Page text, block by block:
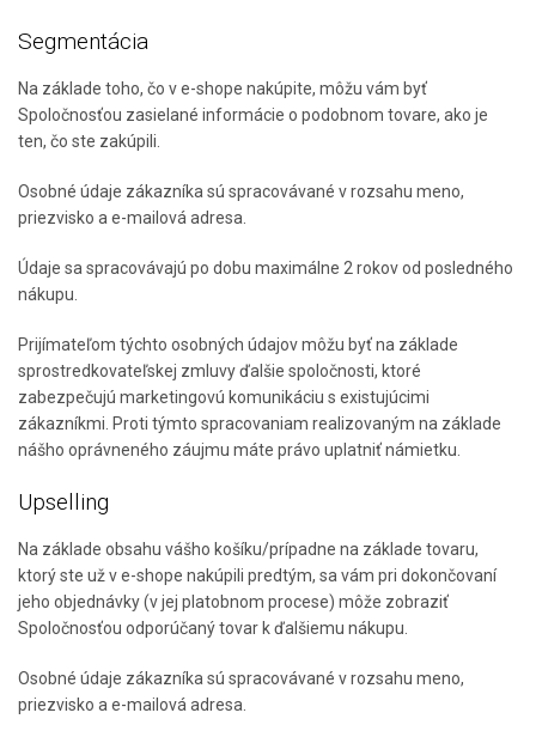
Segmentácia
Na základe toho, čo v e-shope nakúpite, môžu vám byť
Spoločnosťou zasielané informácie o podobnom tovare, ako je
ten, čo ste zakúpili.
Osobné údaje zákazníka sú spracovávané v rozsahu meno,
priezvisko a e-mailová adresa.
Údaje sa spracovávajú po dobu maximálne 2 rokov od posledného
nákupu.
Prijímateľom týchto osobných údajov môžu byť na základe
sprostredkovateľskej zmluvy ďalšie spoločnosti, ktoré
zabezpečujú marketingovú komunikáciu s existujúcimi
zákazníkmi. Proti týmto spracovaniam realizovaným na základe
nášho oprávneného záujmu máte právo uplatniť námietku.
Upselling
Na základe obsahu vášho košíku/prípadne na základe tovaru,
ktorý ste už v e-shope nakúpili predtým, sa vám pri dokončovaní
jeho objednávky (v jej platobnom procese) môže zobraziť
Spoločnosťou odporúčaný tovar k ďalšiemu nákupu.
Osobné údaje zákazníka sú spracovávané v rozsahu meno,
priezvisko a e-mailová adresa.